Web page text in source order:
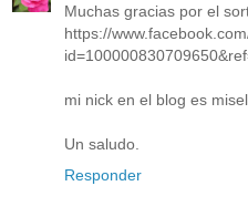
Muchas gracias por el
https://
mi nick en el blog es
Un saludo.
Responder